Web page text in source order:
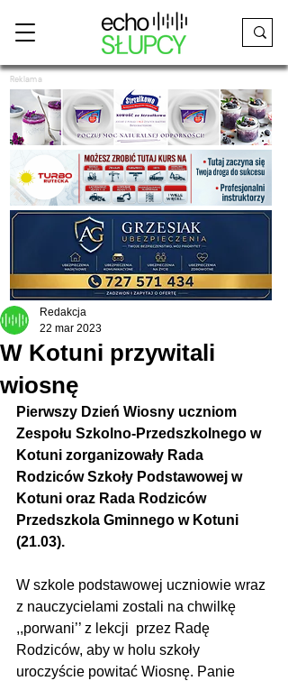
Reklama
W Kotuni przywitali
wiosnę
Redakcja
22 mar 2023
Pierwszy Dzień Wiosny uczniom
Zespołu Szkolno-Przedszkolnego w
Kotuni zorganizowały Rada
Rodziców Szkoły Podstawowej w
Kotuni oraz Rada Rodziców
Przedszkola Gminnego w Kotuni
(21.03).
W szkole podstawowej uczniowie wraz
z nauczycielami zostali na chwilkę
,,porwani’’ z lekcji  przez Radę
Rodziców, aby w holu szkoły
uroczyście powitać Wiosnę. Panie